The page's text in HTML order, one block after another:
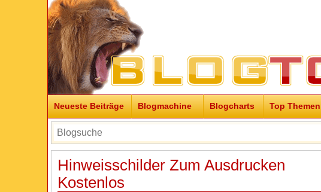
Neueste Beiträge Blogmachine Blogcharts Top Themen
Hinweisschilder Zum Ausdrucken
Kostenlos